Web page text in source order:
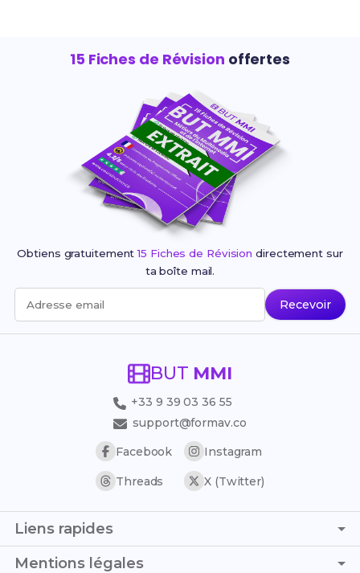
15 Fiches de Révision offertes
Obtiens gratuitement15 Fiches de Révision directement sur
ta boîte mail.
Adresse email Recevoir
BUT MMI
+33 9 39 03 36 55
support@formav.co
Facebook
Instagram
Threads X (Twitter)
Liens rapides
Page d'accueil
Mentions légales